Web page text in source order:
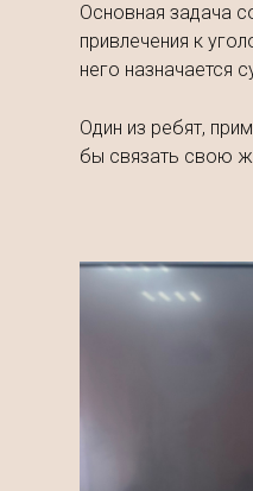
Основная задача
привлечения к
него назначается
Один из ребят,
бы связать свою